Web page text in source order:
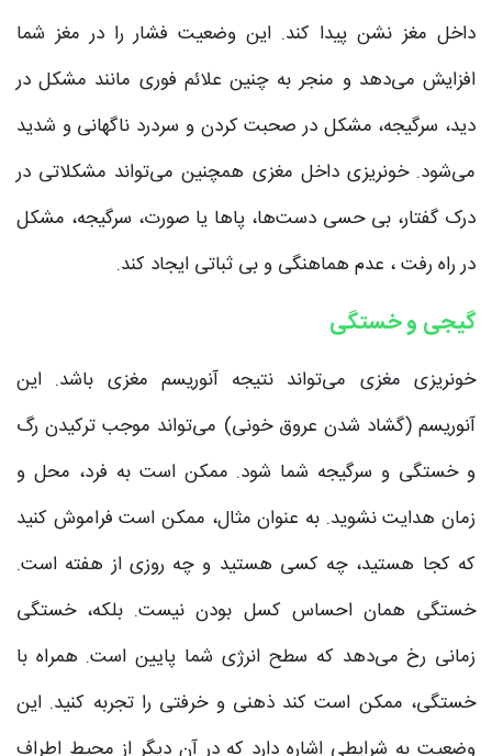
داخل مغز نشن پیدا کند. این وضعیت فشار را در مغز شما
افزایش می‌دهد و منجر به چنین علائم فوری مانند مشکل در
دید، سرگیجه، مشکل در صحبت کردن و سردرد ناگهانی و شدید
می‌شود. خونریزی داخل مغزی همچنین می‌تواند مشکلاتی در
درک گفتار، بی حسی دست‌ها، پاها یا صورت، سرگیجه، مشکل
در راه رفت ، عدم هماهنگی و بی ثباتی ایجاد کند.
گیجی و خستگی
خونریزی مغزی می‌تواند نتیجه آنوریسم مغزی باشد. این
آنوریسم (گشاد شدن عروق خونی) می‌تواند موجب ترکیدن رگ
و خستگی و سرگیجه شما شود. ممکن است به فرد، محل و
زمان هدایت نشوید. به عنوان مثال، ممکن است فراموش کنید
که کجا هستید، چه کسی هستید و چه روزی از هفته است.
خستگی همان احساس کسل بودن نیست. بلکه، خستگی
زمانی رخ می‌دهد که سطح انرژی شما پایین است. همراه با
خستگی، ممکن است کند ذهنی و خرفتی را تجربه کنید. این
وضعیت به شرایطی اشاره دارد که در آن دیگر از محیط اطراف